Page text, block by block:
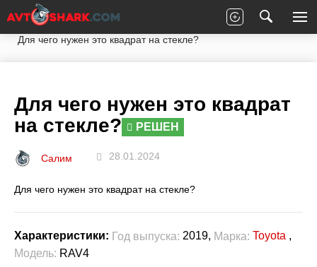
Главная Вопросы экспертам Toyota
RAV4
Для чего нужен это квадрат на стекле?
Для чего нужен это квадрат
на стекле?
РЕШЕН
Салим 28.01.2024
Для чего нужен это квадрат на стекле?
Характеристики: Год выпуска: 2019, Марка: Toyota ,
Модель: RAV4